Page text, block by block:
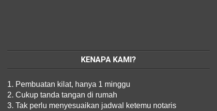
KENAPA KAMI?
1. Pembuatan kilat, hanya 1 minggu
2. Cukup tanda tangan di rumah
3. Tak perlu menyesuaikan jadwal ketemu notaris